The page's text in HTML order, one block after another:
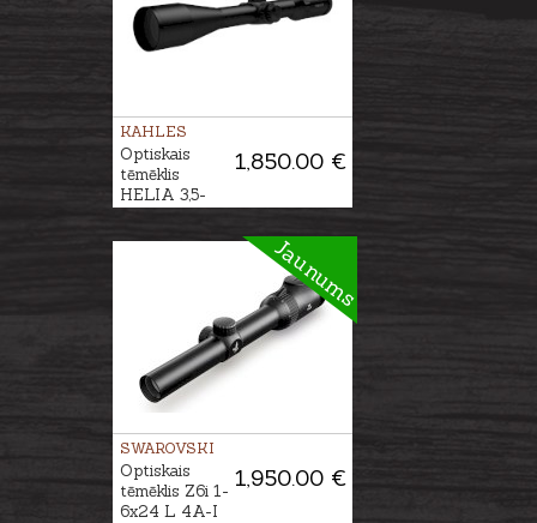
KAHLES
1,850.00 €
Optiskais
tēmēklis
HELIA 3,5-
Jaunums
SWAROVSKI
1,950.00 €
Optiskais
tēmēklis Z6i 1-
6x24 L 4A-I